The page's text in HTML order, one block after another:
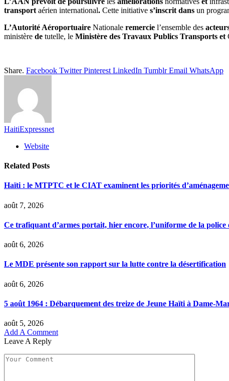
transport aérien international. Cette initiative s’inscrit dans un
L’Autorité Aéroportuaire Nationale remercie l’ensemble des
ministère de tutelle, le Ministère des Travaux Publics Transports et
Share. Facebook Twitter Pinterest LinkedIn Tumblr Email WhatsApp
HaitiExpressnet
Website
Related Posts
Haïti : le MTPTC et le CIAT examinent les priorités
août 7, 2026
Ce trafiquant d’armes portait, hier encore, l’uniforme de la police
août 6, 2026
Le MDE présente son rapport sur la lutte contre la désertification
août 6, 2026
5 août 1964 : Débarquement des treize de Jeune Haïti à Dame-
août 5, 2026
Add A Comment
Leave A Reply